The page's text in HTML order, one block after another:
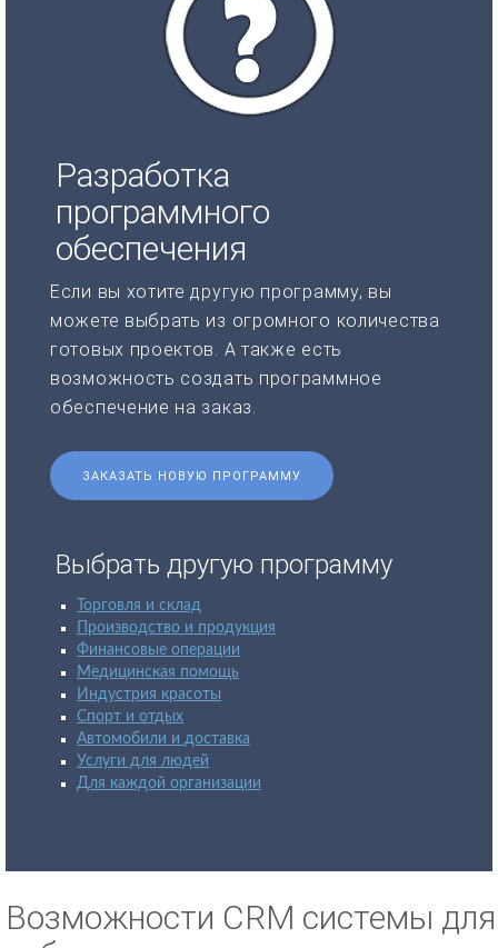
Разработка
программного
обеспечения
Если вы хотите другую программу, вы
можете выбрать из огромного количества
готовых проектов. А также есть
возможность создать программное
обеспечение на заказ.
ЗАКАЗАТЬ НОВУЮ ПРОГРАММУ
Выбрать другую программу
Торговля и склад
Производство и продукция
Финансовые операции
Медицинская помощь
Индустрия красоты
Спорт и отдых
Автомобили и доставка
Услуги для людей
Для каждой организации
Возможности CRM системы для